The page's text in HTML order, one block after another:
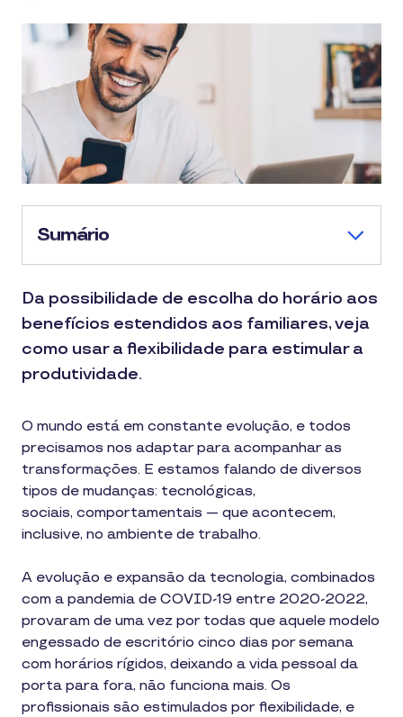
Sumário
Da possibilidade de escolha do horário aos
benefícios estendidos aos familiares, veja
como usar a flexibilidade para estimular a
produtividade.
O mundo está em constante evolução, e todos
precisamos nos adaptar para acompanhar as
transformações. E estamos falando de diversos
tipos de mudanças: tecnológicas,
sociais, comportamentais — que acontecem,
inclusive, no ambiente de trabalho.
A evolução e expansão da tecnologia, combinados
com a pandemia de COVID-19 entre 2020-2022,
provaram de uma vez por todas que aquele modelo
engessado de escritório cinco dias por semana
com horários rígidos, deixando a vida pessoal da
porta para fora, não funciona mais. Os
profissionais são estimulados por flexibilidade, e